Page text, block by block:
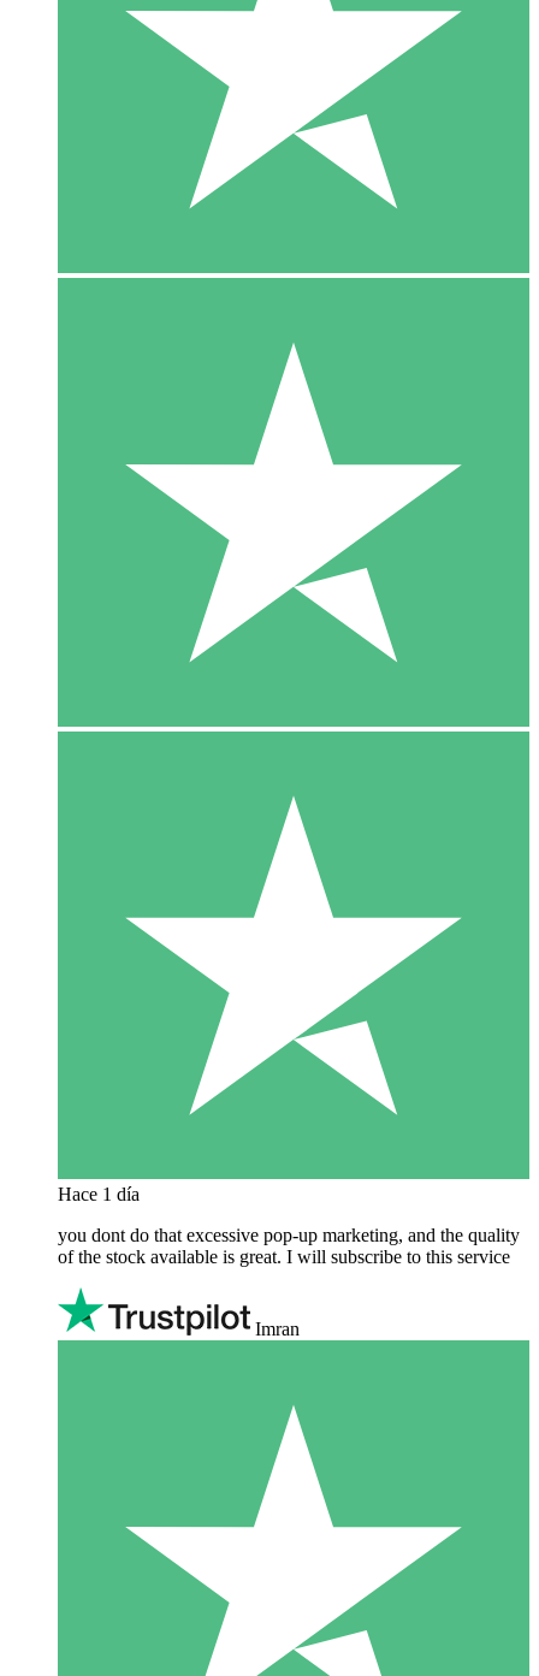
Hace 1 día
you dont do that excessive pop-up marketing, and the quality
of the stock available is great. I will subscribe to this service
Imran